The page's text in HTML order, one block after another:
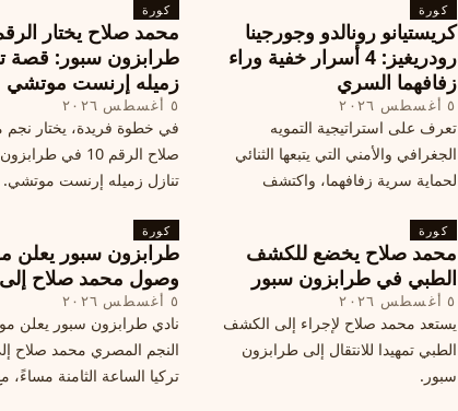
كورة
كريستيانو رونالدو وجورجينا
رودريغيز: 4 أسرار خفية وراء
زفافهما السري
٥ أغسطس ٢٠٢٦
تعرف على استراتيجية التمويه
الجغرافي والأمني التي يتبعها الثنائي
لحماية سرية زفافهما، واكتشف
في البرتغال، واعرف ما هي الخطوات
القادمة في هذا الحدث العالمي
كورة
طرابزون سبور: قصة
زميله إرنست موتشي
٥ أغسطس ٢٠٢٦
في خطوة فريدة، يختار
صلاح الرقم 10 في
تنازل زميله إرنست
كورة
محمد صلاح يخضع للكشف
الطبي في طرابزون سبور
٥ أغسطس ٢٠٢٦
يستعد محمد صلاح لإجراء إلى الكشف
الطبي تمهيدا للانتقال إلى طرابزون
سبور.
كورة
طرابزون سبور يعلن
وصول محمد صلاح إلى
٥ أغسطس ٢٠٢٦
نادي طرابزون سبور يعلن
النجم المصري محمد صلاح
تركيا الساعة الثامنة مساءً،